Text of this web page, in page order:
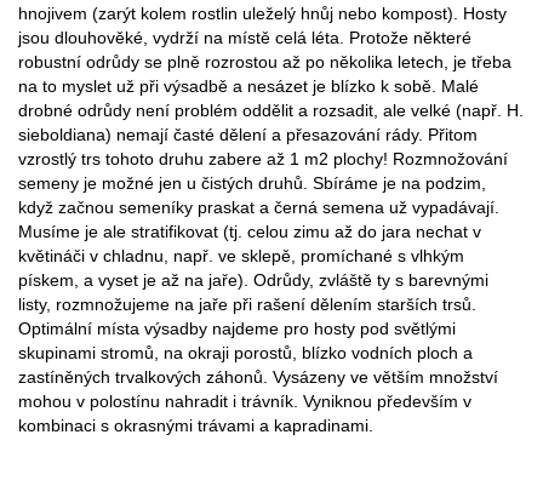
hnojivem (zarýt kolem rostlin uleželý hnůj nebo kompost). Hosty
jsou dlouhověké, vydrží na místě celá léta. Protože některé
robustní odrůdy se plně rozrostou až po několika letech, je třeba
na to myslet už při výsadbě a nesázet je blízko k sobě. Malé
drobné odrůdy není problém oddělit a rozsadit, ale velké (např. H.
sieboldiana) nemají časté dělení a přesazování rády. Přitom
vzrostlý trs tohoto druhu zabere až 1 m2 plochy! Rozmnožování
semeny je možné jen u čistých druhů. Sbíráme je na podzim,
když začnou semeníky praskat a černá semena už vypadávají.
Musíme je ale stratifikovat (tj. celou zimu až do jara nechat v
květináči v chladnu, např. ve sklepě, promíchané s vlhkým
pískem, a vyset je až na jaře). Odrůdy, zvláště ty s barevnými
listy, rozmnožujeme na jaře při rašení dělením starších trsů.
Optimální místa výsadby najdeme pro hosty pod světlými
skupinami stromů, na okraji porostů, blízko vodních ploch a
zastíněných trvalkových záhonů. Vysázeny ve větším množství
mohou v polostínu nahradit i trávník. Vyniknou především v
kombinaci s okrasnými trávami a kapradinami.